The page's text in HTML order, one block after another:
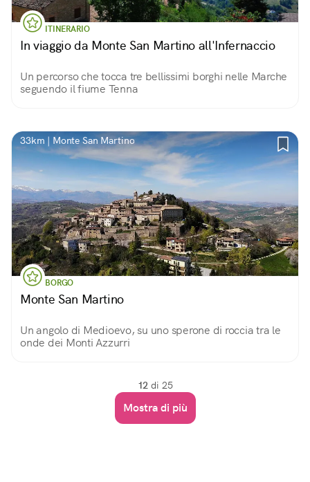
ITINERARIO
In viaggio da Monte San Martino all'Infernaccio
Un percorso che tocca tre bellissimi borghi nelle Marche
seguendo il fiume Tenna
33km | Monte San Martino
BORGO
Monte San Martino
Un angolo di Medioevo, su uno sperone di roccia tra le
onde dei Monti Azzurri
12 di 25
Mostra di più